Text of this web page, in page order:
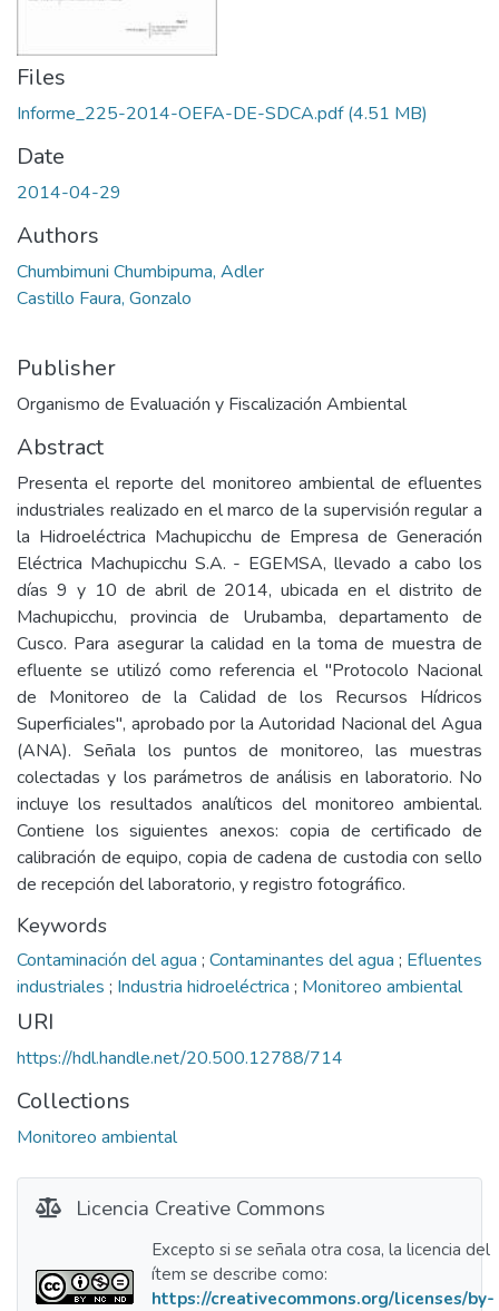
Files
Informe_225-2014-OEFA-DE-SDCA.pdf(4.51 MB)
Date
2014-04-29
Authors
Chumbimuni Chumbipuma, Adler
Castillo Faura, Gonzalo
Publisher
Organismo de Evaluación y Fiscalización Ambiental
Abstract
Presenta el reporte del monitoreo ambiental de efluentes
industriales realizado en el marco de la supervisión regular a
la Hidroeléctrica Machupicchu de Empresa de Generación
Eléctrica Machupicchu S.A. - EGEMSA, llevado a cabo los
días 9 y 10 de abril de 2014, ubicada en el distrito de
Machupicchu, provincia de Urubamba, departamento de
Cusco. Para asegurar la calidad en la toma de muestra de
efluente se utilizó como referencia el "Protocolo Nacional
de Monitoreo de la Calidad de los Recursos Hídricos
Superficiales", aprobado por la Autoridad Nacional del Agua
(ANA). Señala los puntos de monitoreo, las muestras
colectadas y los parámetros de análisis en laboratorio. No
incluye los resultados analíticos del monitoreo ambiental.
Contiene los siguientes anexos: copia de certificado de
calibración de equipo, copia de cadena de custodia con sello
de recepción del laboratorio, y registro fotográfico.
Keywords
Contaminación del agua ; Contaminantes del agua ; Efluentes
industriales ; Industria hidroeléctrica ; Monitoreo ambiental
URI
https://hdl.handle.net/20.500.12788/714
Collections
Monitoreo ambiental
Licencia Creative Commons
Excepto si se señala otra cosa, la licencia del
ítem se describe como:
https://creativecommons.org/licenses/by-